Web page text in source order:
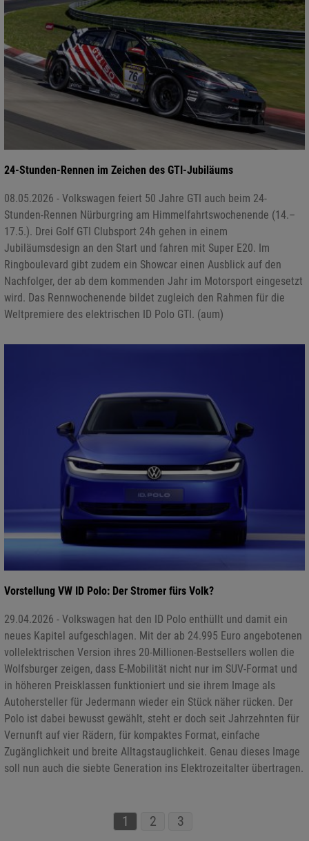
24-Stunden-Rennen im Zeichen des GTI-Jubiläums
08.05.2026 - Volkswagen feiert 50 Jahre GTI auch beim 24-
Stunden-Rennen Nürburgring am Himmelfahrtswochenende (14.–
17.5.). Drei Golf GTI Clubsport 24h gehen in einem
Jubiläumsdesign an den Start und fahren mit Super E20. Im
Ringboulevard gibt zudem ein Showcar einen Ausblick auf den
Nachfolger, der ab dem kommenden Jahr im Motorsport eingesetzt
wird. Das Rennwochenende bildet zugleich den Rahmen für die
Weltpremiere des elektrischen ID Polo GTI. (aum)
Vorstellung VW ID Polo: Der Stromer fürs Volk?
29.04.2026 - Volkswagen hat den ID Polo enthüllt und damit ein
neues Kapitel aufgeschlagen. Mit der ab 24.995 Euro angebotenen
vollelektrischen Version ihres 20-Millionen-Bestsellers wollen die
Wolfsburger zeigen, dass E-Mobilität nicht nur im SUV-Format und
in höheren Preisklassen funktioniert und sie ihrem Image als
Autohersteller für Jedermann wieder ein Stück näher rücken. Der
Polo ist dabei bewusst gewählt, steht er doch seit Jahrzehnten für
Vernunft auf vier Rädern, für kompaktes Format, einfache
Zugänglichkeit und breite Alltagstauglichkeit. Genau dieses Image
soll nun auch die siebte Generation ins Elektrozeitalter übertragen.
1 2 3